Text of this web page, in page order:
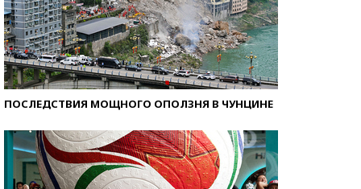
ПОСЛЕДСТВИЯ МОЩНОГО ОПОЛЗНЯ В ЧУНЦИНЕ